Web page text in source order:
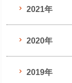
2021年
2020年
2019年